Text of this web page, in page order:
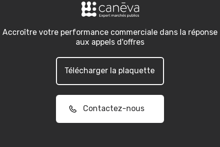
Accroître votre performance commerciale dans la réponse
aux appels d'offres
Télécharger la plaquette
Contactez-nous